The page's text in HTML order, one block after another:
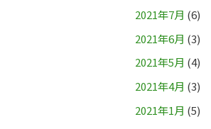
2021年7月 (6)
2021年6月 (3)
2021年5月 (4)
2021年4月 (3)
2021年1月 (5)